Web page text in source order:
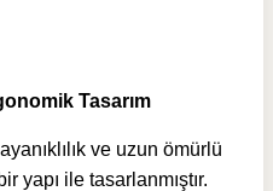
Tasarım
ve uzun ömürlü
yapı ile tasarlanmıştır.